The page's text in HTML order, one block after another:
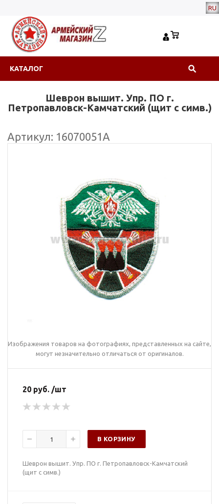
RU
КАТАЛОГ
Шеврон вышит. Упр. ПО г.
Петропавловск-Камчатский (щит с симв.)
Артикул: 16070051А
Изображения товаров на фотографиях, представленных на сайте,
могут незначительно отличаться от оригиналов.
20 руб. /шт
В КОРЗИНУ
Шеврон вышит. Упр. ПО г. Петропавловск-Камчатский
(щит с симв.)